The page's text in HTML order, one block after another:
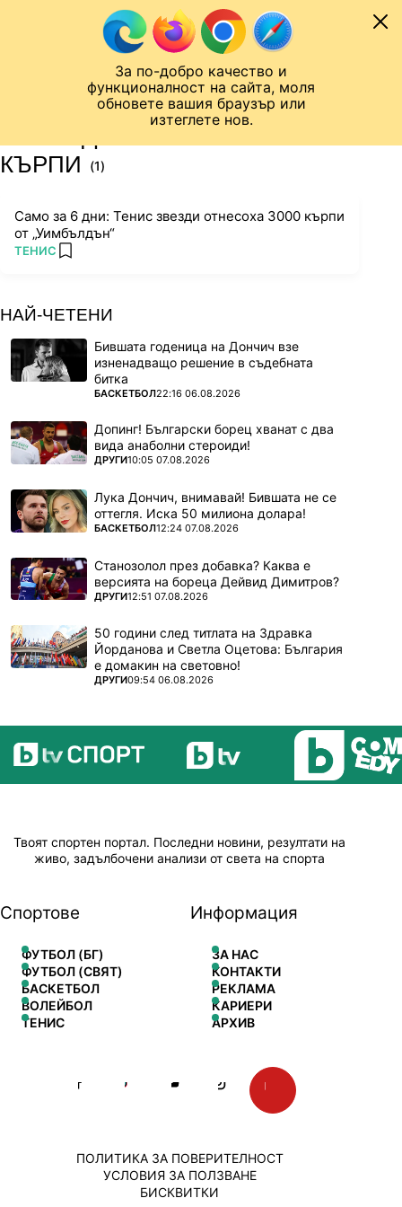
За по-добро качество и
функционалност на сайта, моля
обновете вашия браузър или
изтеглете нов.
Към съдържанието
Лига на Конференциите
КЪРПИ
(1)
Само за 6 дни: Тенис звезди отнесоха 3000 кърпи
от „Уимбълдън“
ПОВЕЧЕ ОТ
ТЕНИС add favorites
НАЙ-ЧЕТЕНИ
Бившата годеница на Дончич взе
изненадващо решение в съдебната
битка
ПОВЕЧЕ ОТ
БАСКЕТБОЛ22:16 06.08.2026
Допинг! Български борец хванат с два
вида анаболни стероиди!
ПОВЕЧЕ ОТ
ДРУГИ10:05 07.08.2026
Лука Дончич, внимавай! Бившата не се
оттегля. Иска 50 милиона долара!
ПОВЕЧЕ ОТ
БАСКЕТБОЛ12:24 07.08.2026
Станозолол през добавка? Каква е
версията на бореца Дейвид Димитров?
ПОВЕЧЕ ОТ
ДРУГИ12:51 07.08.2026
50 години след титлата на Здравка
Йорданова и Светла Оцетова: България
е домакин на световно!
ПОВЕЧЕ ОТ
ДРУГИ09:54 06.08.2026
Твоят спортен портал. Последни новини, резултати на
живо, задълбочени анализи от света на спорта
Спортове
ФУТБОЛ (БГ)
ФУТБОЛ (СВЯТ)
БАСКЕТБОЛ
ВОЛЕЙБОЛ
ТЕНИС
Информация
ЗА НАС
КОНТАКТИ
РЕКЛАМА
КАРИЕРИ
АРХИВ
ПОЛИТИКА ЗА ПОВЕРИТЕЛНОСТ
УСЛОВИЯ ЗА ПОЛЗВАНЕ
БИСКВИТКИ